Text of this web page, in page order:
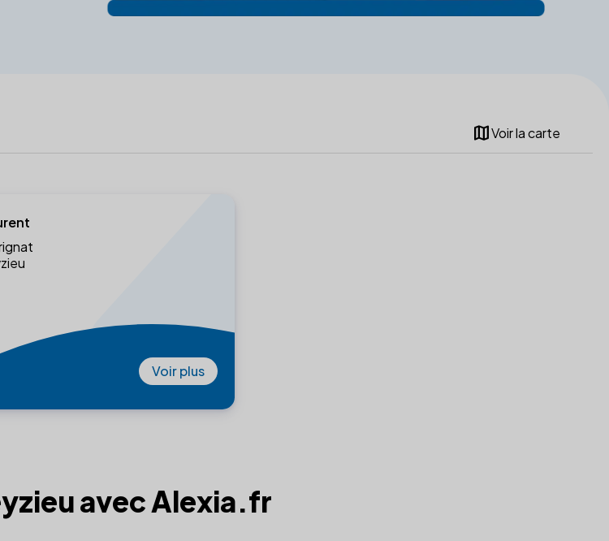
mapVoir la carte
Voir plus
avec Alexia.fr